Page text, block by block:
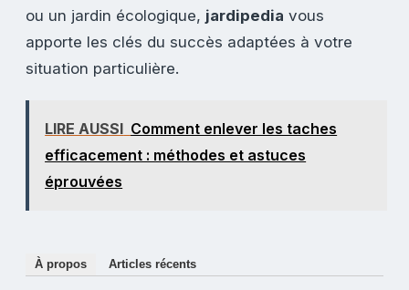
ou un jardin écologique, jardipedia vous
apporte les clés du succès adaptées à votre
situation particulière.
LIRE AUSSI Comment enlever les taches
efficacement : méthodes et astuces
éprouvées
À propos Articles récents